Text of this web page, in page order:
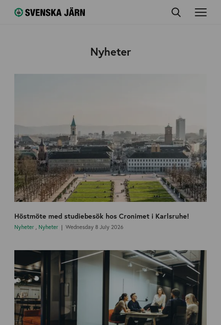
Nyheter
Höstmöte med studiebesök hos Cronimet i Karlsruhe!
Nyheter , Nyheter Wednesday 8 July 2026